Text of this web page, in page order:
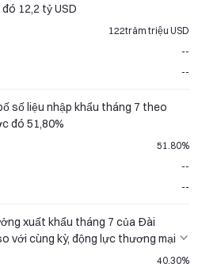
12,2 tỷ USD
122trăm triệu USD
--
--
số liệu nhập khẩu tháng 7 theo
đó 51,80%
51.80%
--
--
xuất khẩu tháng 7 của Đài
với cùng kỳ, động lực thương mại
40.30%